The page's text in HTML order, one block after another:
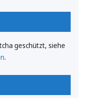
geschützt, siehe
.